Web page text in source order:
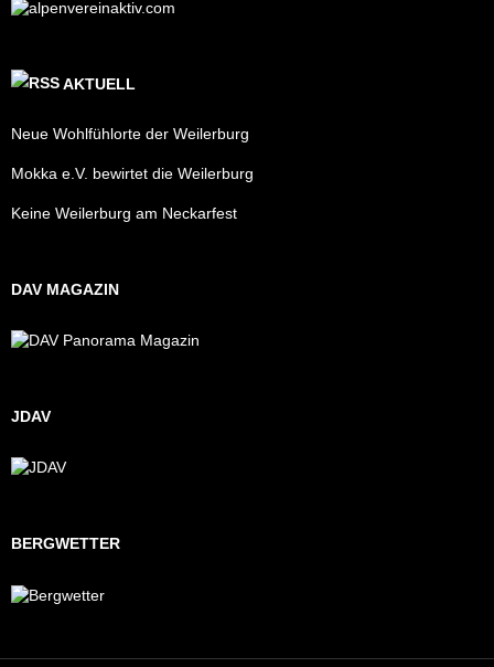
AKTUELL
Neue Wohlfühlorte der Weilerburg
Mokka e.V. bewirtet die Weilerburg
Keine Weilerburg am Neckarfest
DAV MAGAZIN
JDAV
BERGWETTER